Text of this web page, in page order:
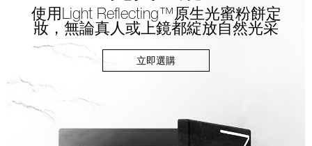
使用Light Reflecting™原生光蜜粉餅定
妝，無論真人或上鏡都綻放自然光采
立即選購